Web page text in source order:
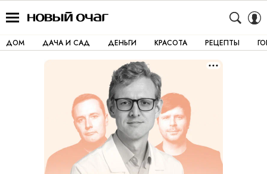
ДОМ ДАЧА И САД ДЕНЬГИ КРАСОТА РЕЦЕПТЫ